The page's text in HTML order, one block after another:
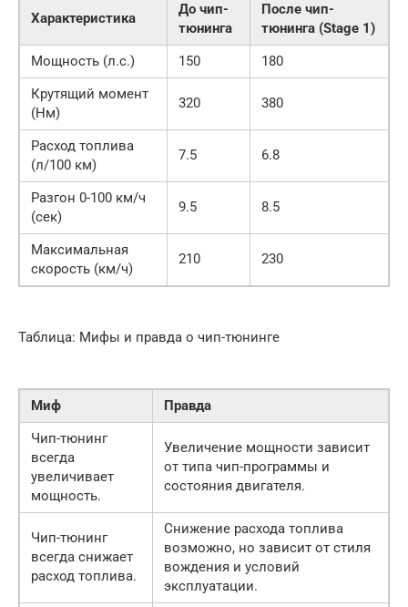
Характеристика
До чип-
тюнинга
После чип-
тюнинга (Stage 1)
Мощность (л.с.)
150
180
Крутящий момент
(Нм)
320 380
Расход топлива
(л/100 км)
7.5 6.8
Разгон 0-100 км/ч
(сек)
9.5 8.5
Максимальная
скорость (км/ч)
210 230
Таблица: Мифы и правда о чип-тюнинге
Миф
Правда
Чип-тюнинг
всегда
увеличивает
мощность.
Увеличение мощности зависит
от типа чип-программы и
состояния двигателя.
Чип-тюнинг
всегда снижает
расход топлива.
Снижение расхода топлива
возможно, но зависит от стиля
вождения и условий
эксплуатации.